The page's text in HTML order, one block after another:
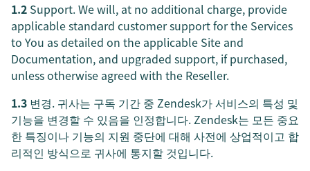
1.2 Support. We will, at no additional charge, provide
applicable standard customer support for the Services
to You as detailed on the applicable Site and
Documentation, and upgraded support, if purchased,
unless otherwise agreed with the Reseller.
1.3 변경. 귀사는 구독 기간 중 Zendesk가 서비스의 특성 및
기능을 변경할 수 있음을 인정합니다. Zendesk는 모든 중요
한 특징이나 기능의 지원 중단에 대해 사전에 상업적이고 합
리적인 방식으로 귀사에 통지할 것입니다.